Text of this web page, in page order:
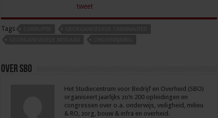
tweet
Tags
Over sbo
Het Studiecentrum voor Bedrijf en Overheid (SBO)
organiseert jaarlijks zo’n 200 opleidingen en
congressen over o.a. onderwijs, veiligheid, milieu
& RO, zorg, bouw & infra en overheid.